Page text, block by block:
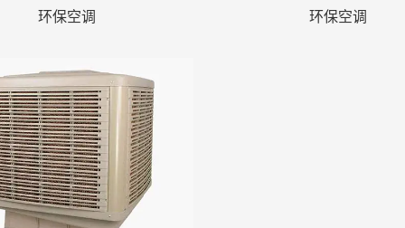
环保空调 环保空调